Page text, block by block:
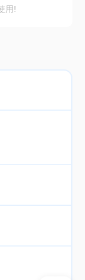
用!